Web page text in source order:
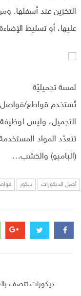
التخزين عند أسفلها.
عليها، أو تسليط
لمسة تجميليّة
تُستخدم قواطع/
التجميل، وليس
تتعدّد المواد
(البامبو) والخشب…
أجمل الديكورات ديكور
ديكورات تتصف